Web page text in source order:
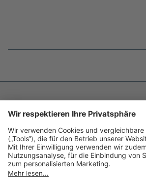
Datenschutz
Barrierefreiheit
Inhaltsverzeichnis